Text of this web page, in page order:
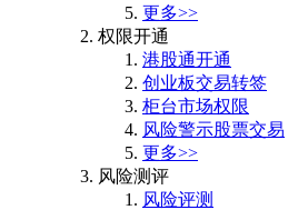
更多>>
权限开通
港股通开通
创业板交易转签
柜台市场权限
风险警示股票交易
更多>>
风险测评
风险评测